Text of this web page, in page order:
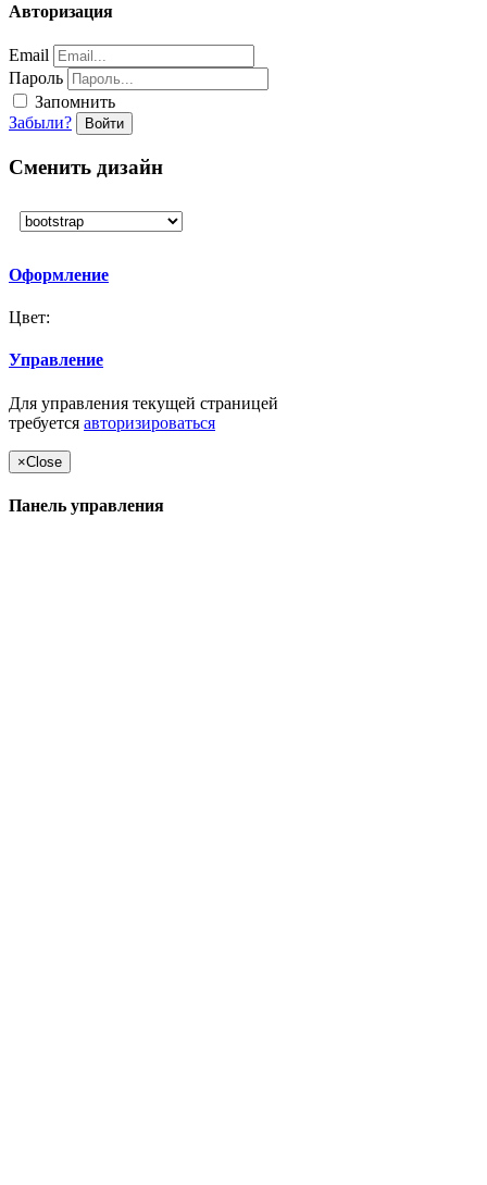
Авторизация
Email
Пароль
Запомнить
Забыли?
Войти
Сменить дизайн
Оформление
Цвет:
Управление
Для управления текущей страницей
требуется авторизироваться
×Close
Панель управления